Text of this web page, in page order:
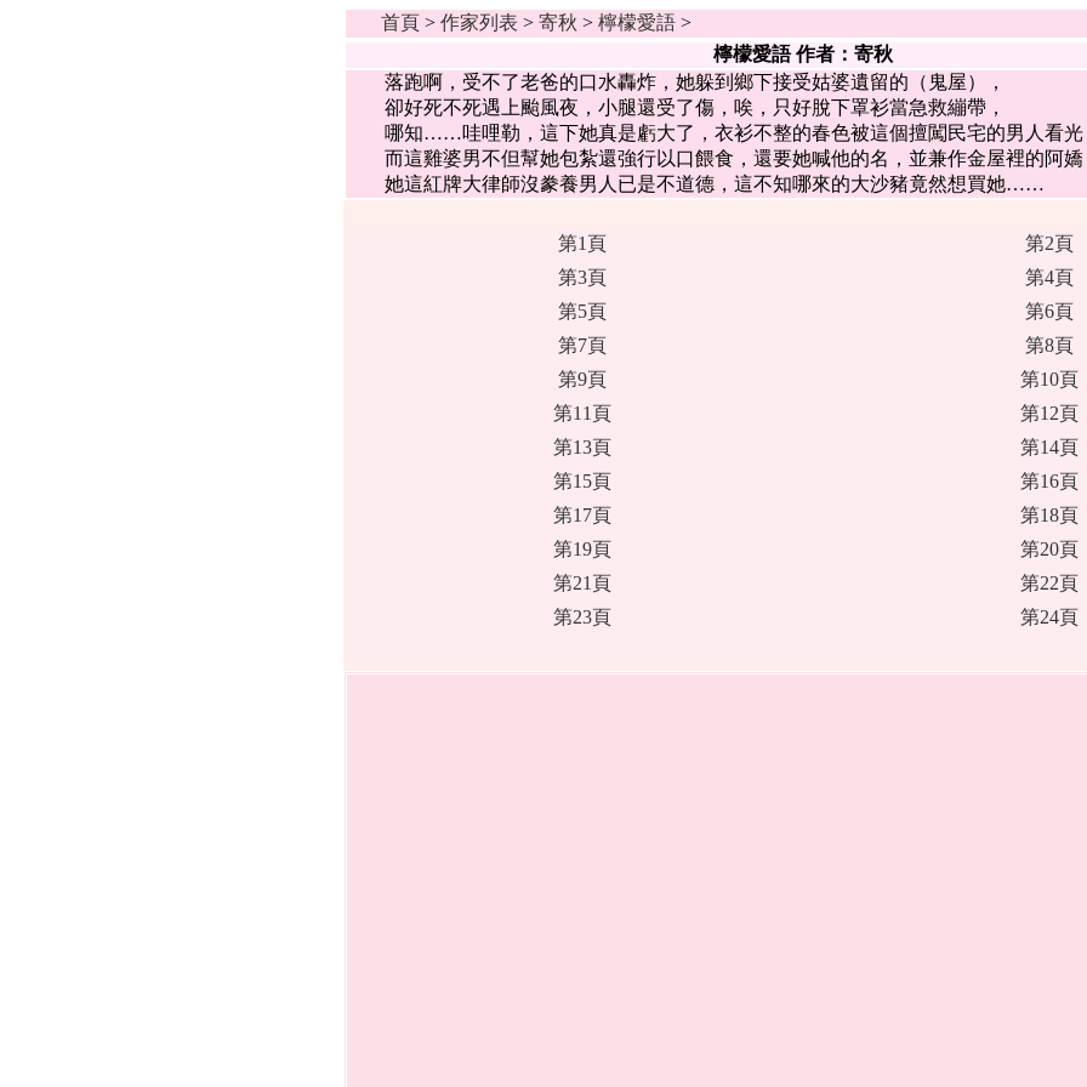
首頁 > 作家列表 > 寄秋 > 檸檬愛語 >
檸檬愛語 作者：寄秋
落跑啊，受不了老爸的口水轟炸，她躲到鄉下接受姑婆遺留的（鬼屋），
卻好死不死遇上颱風夜，小腿還受了傷，唉，只好脫下罩衫當急救繃帶，
哪知……哇哩勒，這下她真是虧大了，衣衫不整的春色被這個擅闖民宅的男人看光
而這雞婆男不但幫她包紮還強行以口餵食，還要她喊他的名，並兼作金屋裡的阿嬌
她這紅牌大律師沒豢養男人已是不道德，這不知哪來的大沙豬竟然想買她……
第1頁
第2頁
第3頁
第4頁
第5頁
第6頁
第7頁
第8頁
第9頁
第10頁
第11頁
第12頁
第13頁
第14頁
第15頁
第16頁
第17頁
第18頁
第19頁
第20頁
第21頁
第22頁
第23頁
第24頁